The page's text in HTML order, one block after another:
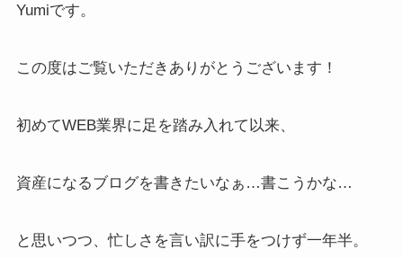
Yumiです。
この度はご覧いただきありがとうございます！
初めてWEB業界に足を踏み入れて以来、
資産になるブログを書きたいなぁ…書こうかな…
と思いつつ、忙しさを言い訳に手をつけず一年半。